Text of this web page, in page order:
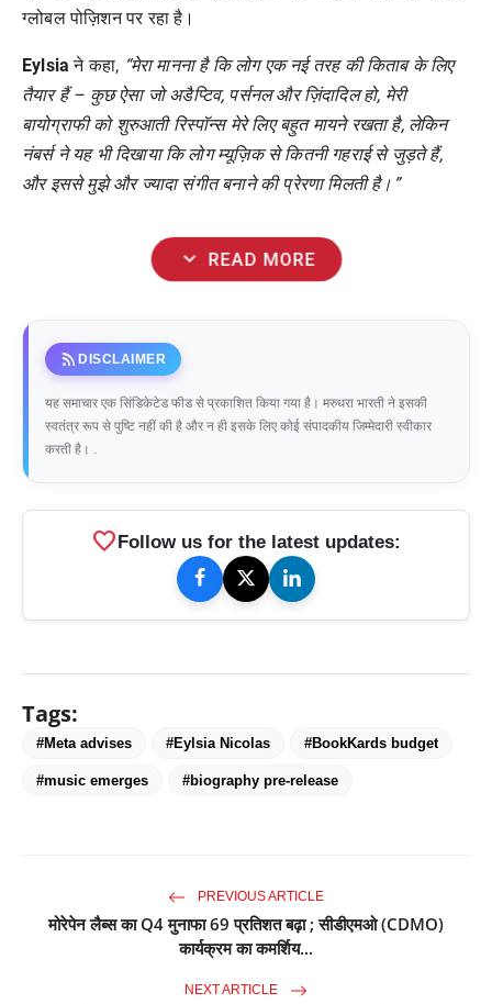
ग्लोबल पोज़िशन पर रहा है।
Eylsia ने कहा, “मेरा मानना है कि लोग एक नई तरह की किताब के लिए
तैयार हैं – कुछ ऐसा जो अडैप्टिव, पर्सनल और ज़िंदादिल हो, मेरी
बायोग्राफी को शुरुआती रिस्पॉन्स मेरे लिए बहुत मायने रखता है, लेकिन
नंबर्स ने यह भी दिखाया कि लोग म्यूज़िक से कितनी गहराई से जुड़ते हैं,
और इससे मुझे और ज्यादा संगीत बनाने की प्रेरणा मिलती है।”
expand_more READ MORE
rss_feed DISCLAIMER
यह समाचार एक सिंडिकेटेड फीड से प्रकाशित किया गया है। मरुधरा भारती ने इसकी
स्वतंत्र रूप से पुष्टि नहीं की है और न ही इसके लिए कोई संपादकीय जिम्मेदारी स्वीकार
करती है। .
favoriteFollow us for the latest updates:
Tags:
#Meta advises #Eylsia Nicolas #BookKards budget
#music emerges #biography pre-release
PREVIOUS ARTICLE
मोरेपेन लैब्स का Q4 मुनाफा 69 प्रतिशत बढ़ा ; सीडीएमओ (CDMO)
कार्यक्रम का कमर्शिय...
NEXT ARTICLE